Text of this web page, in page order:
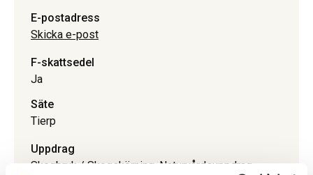
E-postadress
Skicka e-post
F-skattsedel
Ja
Säte
Tierp
Uppdrag
Skogbruk / Skogskörning. Naturvårdsuppdrag.